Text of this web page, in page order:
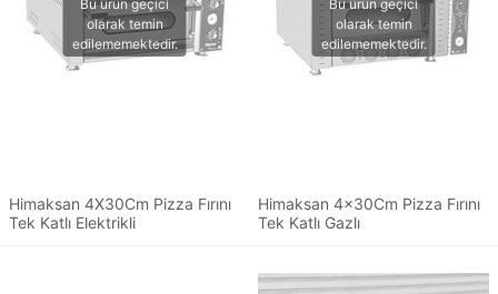
Himaksan 4X30Cm Pizza Fırını
Tek Katlı Elektrikli
Himaksan 4x30Cm Pizza Fırını
Tek Katlı Gazlı